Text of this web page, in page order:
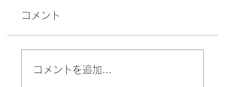
サルスベリ！
コメント
コメントを追加…